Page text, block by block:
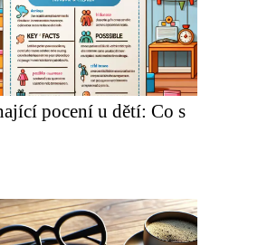
pocení u dětí: Co s